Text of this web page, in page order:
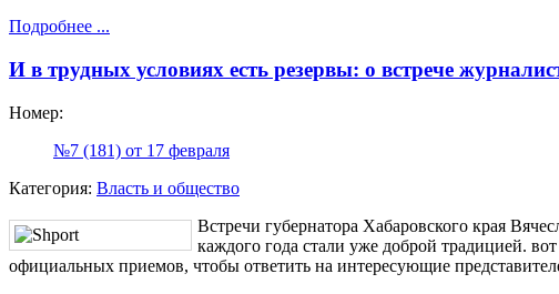
Подробнее ...
И в трудных условиях есть резервы: о встрече
Номер:
№7 (181) от 17 февраля
Категория: Власть и общество
Встречи губернатора Хабаровского края
каждого года стали уже доброй традицией.
официальных приемов, чтобы ответить на интересующие